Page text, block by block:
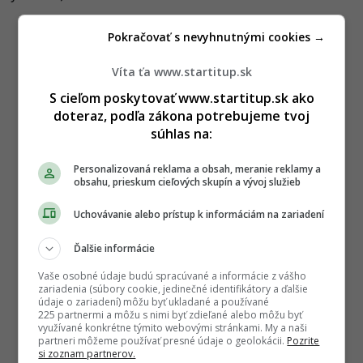
Víta ťa www.startitup.sk
S cieľom poskytovať www.startitup.sk ako
doteraz, podľa zákona potrebujeme tvoj
súhlas na:
Personalizovaná reklama a obsah, meranie reklamy a
obsahu, prieskum cieľových skupín a vývoj služieb
Uchovávanie alebo prístup k informáciám na zariadení
Ďalšie informácie
Vaše osobné údaje budú spracúvané a informácie z vášho
zariadenia (súbory cookie, jedinečné identifikátory a ďalšie
údaje o zariadení) môžu byť ukladané a používané
225 partnermi a môžu s nimi byť zdieľané alebo môžu byť
využívané konkrétne týmito webovými stránkami. My a naši
partneri môžeme používať presné údaje o geolokácii. Pozrite
si zoznam partnerov.
Pokračovať s nevyhnutnými cookies →